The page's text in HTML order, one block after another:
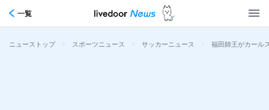
一覧
ニューストップ > スポーツニュース > サッカーニュース > 福田師王がカール